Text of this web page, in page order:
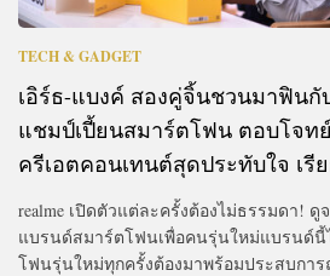
TECH & GADGET
เอิร์ธ-แบงค์ สองคู่จิ้นชวนมาฟินกับ
แชมป์เปี้ยนสมาร์ตโฟน ตอบโจ
ครีเอตคอนเทนต์สุดประทับใจ เรี
realme เปิดตัวแต่ละครั้งต้องไม่ธรรมดา!
แบรนด์สมาร์ตโฟนเพื่อคนรุ่นใหม่แบรนด์นี้
โฟนรุ่นใหม่ทุกครั้งต้องมาพร้อมประสบการ